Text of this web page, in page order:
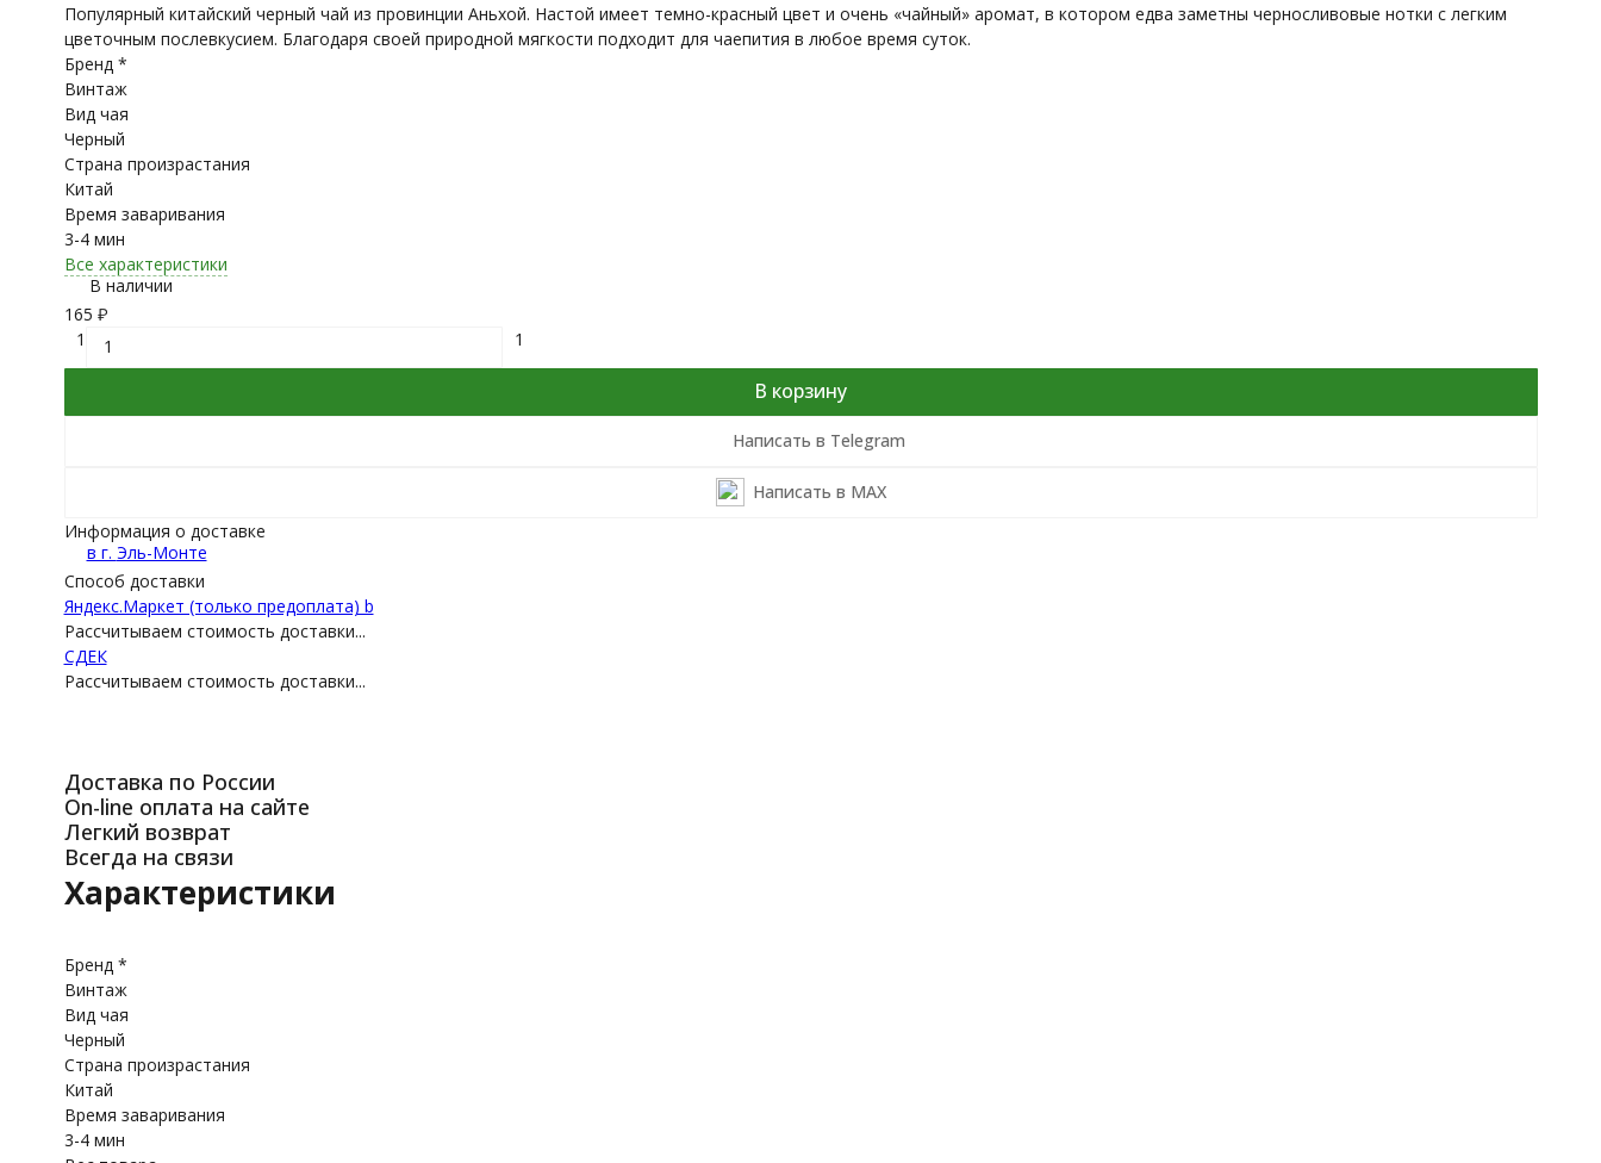
Популярный китайский черный чай из провинции Аньхой. Настой имеет темно-красный цвет и очень «чайный» аромат, в котором едва заметны черносливовые нотки с легким
цветочным послевкусием. Благодаря своей природной мягкости подходит для чаепития в любое время суток.
Бренд *
Винтаж
Вид чая
Черный
Страна произрастания
Китай
Время заваривания
3-4 мин
Все характеристики
В наличии
165 ₽
1
1
В корзину
Написать в Telegram
Написать в MAX
Информация о доставке
в г. Эль-Монте
Способ доставки
Яндекс.Маркет (только предоплата) b
Рассчитываем стоимость доставки...
СДEК
Рассчитываем стоимость доставки...
Доставка по России
On-line оплата на сайте
Легкий возврат
Всегда на связи
Характеристики
Бренд *
Винтаж
Вид чая
Черный
Страна произрастания
Китай
Время заваривания
3-4 мин